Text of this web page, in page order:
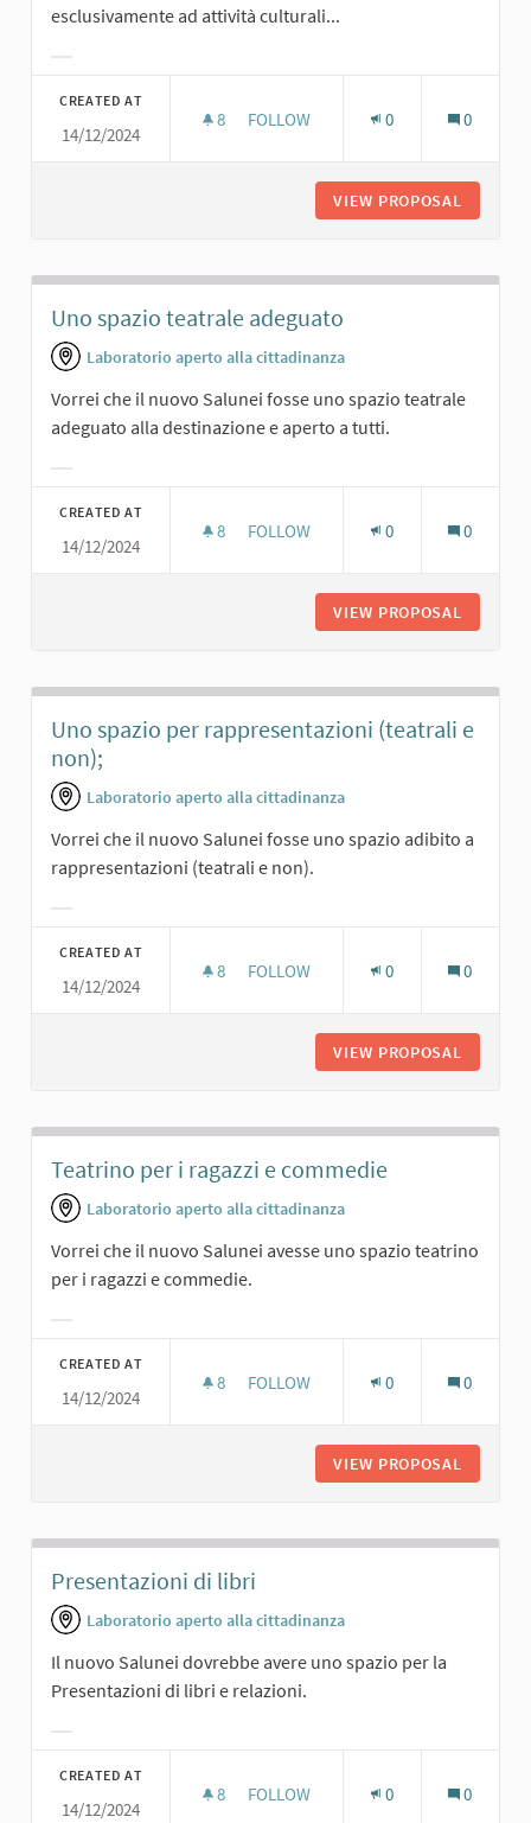
esclusivamente ad attività culturali...
CREATED AT
14/12/2024
8 8 FOLLOWERS
FOLLOW 0 0
VIEW PROPOSAL
Uno spazio teatrale adeguato
Laboratorio aperto alla cittadinanza
Vorrei che il nuovo Salunei fosse uno spazio teatrale
adeguato alla destinazione e aperto a tutti.
CREATED AT
14/12/2024
8 8 FOLLOWERS
FOLLOW 0 0
VIEW PROPOSAL
Uno spazio per rappresentazioni (teatrali e
non);
Laboratorio aperto alla cittadinanza
Vorrei che il nuovo Salunei fosse uno spazio adibito a
rappresentazioni (teatrali e non).
CREATED AT
14/12/2024
8 8 FOLLOWERS
FOLLOW 0 0
VIEW PROPOSAL
Teatrino per i ragazzi e commedie
Laboratorio aperto alla cittadinanza
Vorrei che il nuovo Salunei avesse uno spazio teatrino
per i ragazzi e commedie.
CREATED AT
14/12/2024
8 8 FOLLOWERS
FOLLOW 0 0
VIEW PROPOSAL
Presentazioni di libri
Laboratorio aperto alla cittadinanza
Il nuovo Salunei dovrebbe avere uno spazio per la
Presentazioni di libri e relazioni.
CREATED AT
14/12/2024
8 8 FOLLOWERS
FOLLOW 0 0